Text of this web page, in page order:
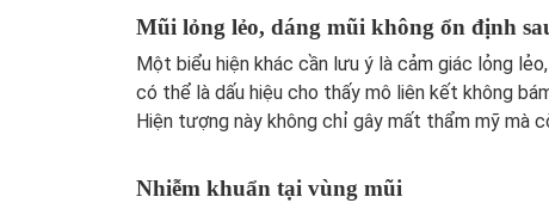
Mũi lỏng lẻo, dáng mũi không ổn định
Một biểu hiện khác cần lưu ý là cảm giác lỏng
có thể là dấu hiệu cho thấy mô liên kết không
Hiện tượng này không chỉ gây mất thẩm mỹ mà
Nhiễm khuẩn tại vùng mũi